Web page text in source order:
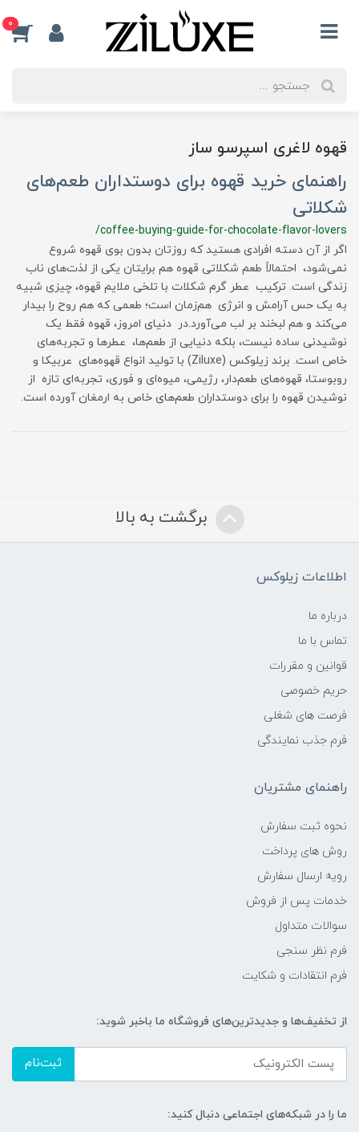
0
قهوه لاغری اسپرسو ساز
راهنمای خرید قهوه برای دوستداران طعم‌های
شکلاتی
/coffee-buying-guide-for-chocolate-flavor-lovers
اگر از آن دسته افرادی هستید که روزتان بدون بوی قهوه شروع
نمی‌شود، احتمالاً طعم شکلاتی قهوه هم برایتان یکی از لذت‌های ناب
زندگی است. ترکیب عطر گرم شکلات با تلخی ملایم قهوه، چیزی شبیه
به یک حس آرامش و انرژی هم‌زمان است؛ طعمی که هم روح را بیدار
می‌کند و هم لبخند بر لب می‌آورد.در دنیای امروز، قهوه فقط یک
نوشیدنی ساده نیست، بلکه دنیایی از طعم‌ها، عطرها و تجربه‌های
خاص است. برند زیلوکس (Ziluxe) با تولید انواع قهوه‌های عربیکا و
روبوستا، قهوه‌های طعم‌دار، رژیمی، میوه‌ای و فوری، تجربه‌ای تازه از
نوشیدن قهوه را برای دوستداران طعم‌های خاص به ارمغان آورده است.
برگشت به بالا
اطلاعات زیلوکس
درباره ما
تماس با ما
قوانین و مقررات
حریم خصوصی
فرصت های شغلی
فرم جذب نمایندگی
راهنمای مشتریان
نحوه ثبت سفارش
روش های پرداخت
رویه ارسال سفارش
خدمات پس از فروش
سوالات متداول
فرم نظر سنجی
فرم انتقادات و شکایت
از تخفیف‌ها و جدیدترین‌های فروشگاه ما باخبر شوید:
ثبت‌نام
ما را در شبکه‌های اجتماعی دنبال کنید: